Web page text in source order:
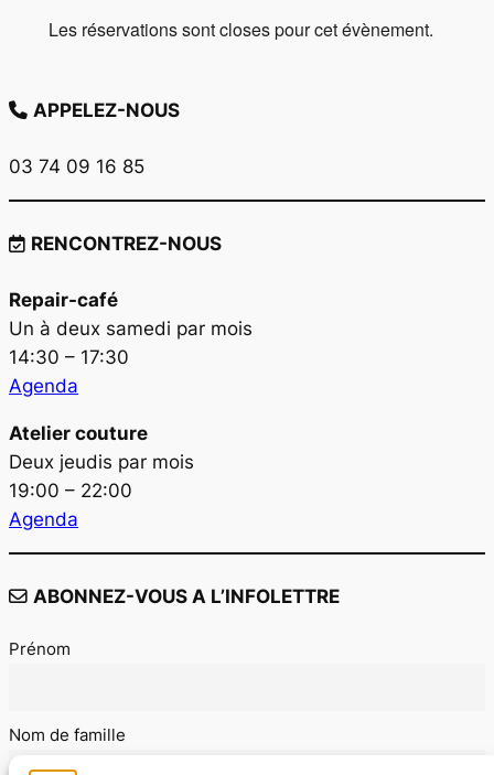
Les réservations sont closes pour cet évènement.
APPELEZ-NOUS
03 74 09 16 85
RENCONTREZ-NOUS
Repair-café
Un à deux samedi par mois
14:30 – 17:30
Agenda
Atelier couture
Deux jeudis par mois
19:00 – 22:00
Agenda
ABONNEZ-VOUS A L’INFOLETTRE
Prénom
Nom de famille